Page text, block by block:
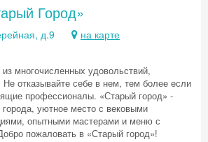
Город»
д.9 на карте
многочисленных удовольствий,
отказывайте себе в нем, тем более если
профессионалы. «Старый город» -
уютное место с вековыми
опытными мастерами и меню с
пожаловать в «Старый город»!